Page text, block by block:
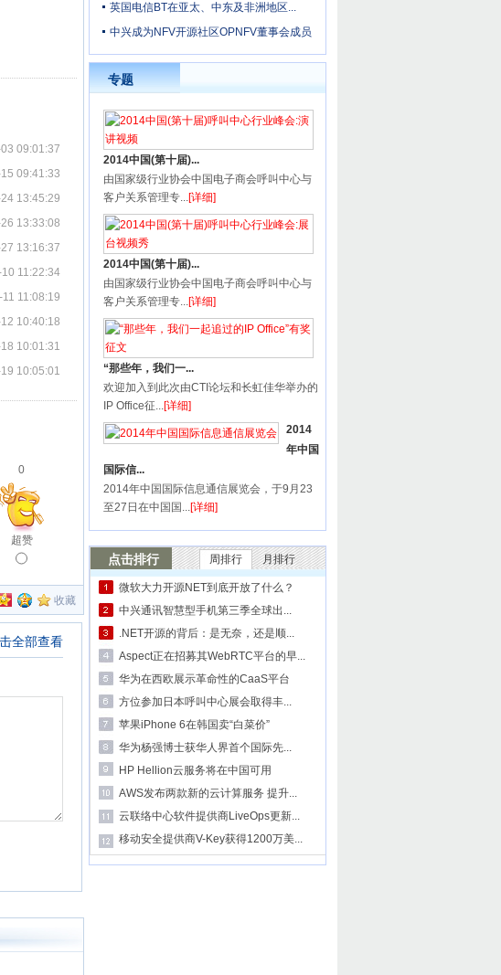
09:01:37
09:41:33
13:45:29
13:33:08
13:16:37
11:22:34
11:08:19
10:40:18
10:01:31
10:05:01
0
超赞
收藏
英国电信BT在亚太、中东及非洲地区...
中兴成为NFV开源社区OPNFV董事会成员
专题
2014中国(第十届)...
由国家级行业协会中国电子商会呼叫中心与
客户关系管理专...[详细]
2014中国(第十届)...
由国家级行业协会中国电子商会呼叫中心与
客户关系管理专...[详细]
“那些年，我们一...
欢迎加入到此次由CTI论坛和长虹佳华举办的
IP Office征...[详细]
2014
年中国
国际信...
2014年中国国际信息通信展览会，于9月23
至27日在中国国...[详细]
点击排行 周排行 月排行
微软大力开源NET到底开放了什么？
中兴通讯智慧型手机第三季全球出...
.NET开源的背后：是无奈，还是顺...
Aspect正在招募其WebRTC平台的早...
华为在西欧展示革命性的CaaS平台
方位参加日本呼叫中心展会取得丰...
苹果iPhone 6在韩国卖“白菜价”
华为杨强博士获华人界首个国际先...
HP Hellion云服务将在中国可用
AWS发布两款新的云计算服务 提升...
云联络中心软件提供商LiveOps更新...
移动安全提供商V-Key获得1200万美...